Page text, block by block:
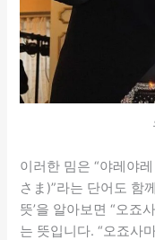
이러한 밈은 “야레야
さま)”라는 단어도 함
뜻’을 알아보면 “오죠
는 뜻입니다. “오죠사